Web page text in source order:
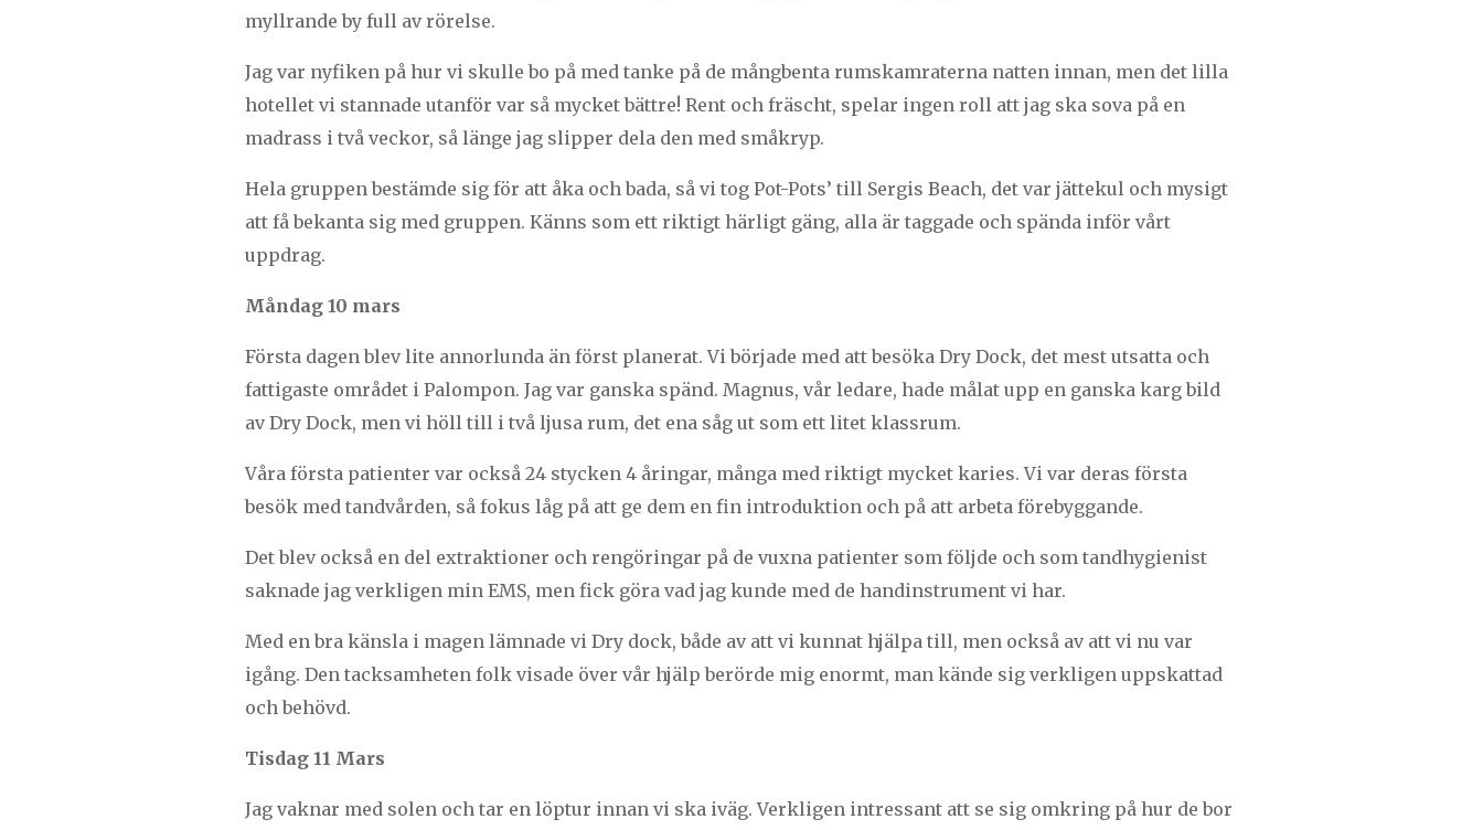
myllrande by full av rörelse.
Jag var nyfiken på hur vi skulle bo på med tanke på de mångbenta rumskamraterna natten innan, men det lilla
hotellet vi stannade utanför var så mycket bättre! Rent och fräscht, spelar ingen roll att jag ska sova på en
madrass i två veckor, så länge jag slipper dela den med småkryp.
Hela gruppen bestämde sig för att åka och bada, så vi tog Pot-Pots’ till Sergis Beach, det var jättekul och mysigt
att få bekanta sig med gruppen. Känns som ett riktigt härligt gäng, alla är taggade och spända inför vårt
uppdrag.
Måndag 10 mars
Första dagen blev lite annorlunda än först planerat. Vi började med att besöka Dry Dock, det mest utsatta och
fattigaste området i Palompon. Jag var ganska spänd. Magnus, vår ledare, hade målat upp en ganska karg bild
av Dry Dock, men vi höll till i två ljusa rum, det ena såg ut som ett litet klassrum.
Våra första patienter var också 24 stycken 4 åringar, många med riktigt mycket karies. Vi var deras första
besök med tandvården, så fokus låg på att ge dem en fin introduktion och på att arbeta förebyggande.
Det blev också en del extraktioner och rengöringar på de vuxna patienter som följde och som tandhygienist
saknade jag verkligen min EMS, men fick göra vad jag kunde med de handinstrument vi har.
Med en bra känsla i magen lämnade vi Dry dock, både av att vi kunnat hjälpa till, men också av att vi nu var
igång. Den tacksamheten folk visade över vår hjälp berörde mig enormt, man kände sig verkligen uppskattad
och behövd.
Tisdag 11 Mars
Jag vaknar med solen och tar en löptur innan vi ska iväg. Verkligen intressant att se sig omkring på hur de bor